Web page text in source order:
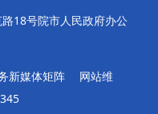
18号院市人民政府办公
新媒体矩阵
网站维